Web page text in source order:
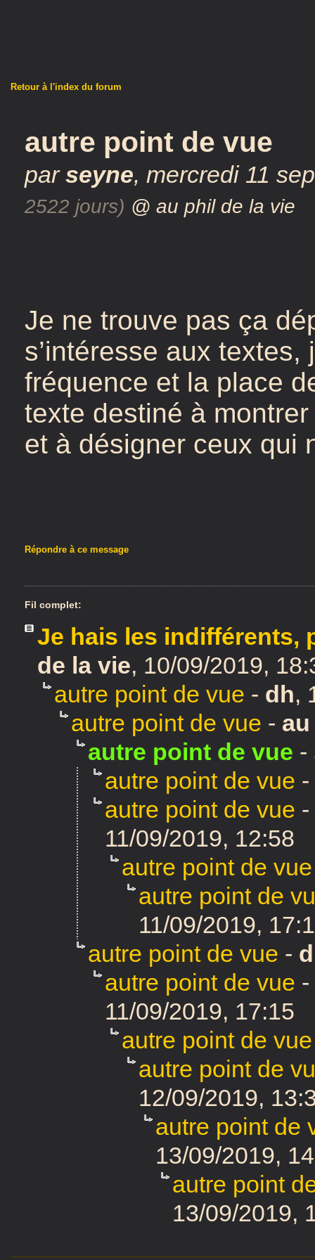
Retour à l'index du forum
autre point de vue
parseyne, mercredi 11
2522 jours) @ au phil de la vie
Je ne trouve pas ça
s’intéresse aux
fréquence et la place
texte destiné à
et à désigner ceux qui
Répondre à ce message
Fil complet:
Je hais les indifférents,
de la vie, 10/09/2019,
autre point de vue - dh,
autre point de vue -
autre point de vue -
autre point de vue -
autre point de vue -
11/09/2019, 12:58
autre point de vue
autre point de
11/09/2019,
autre point de vue -
autre point de vue -
11/09/2019, 17:15
autre point de vue
autre point de
12/09/2019,
autre point de
13/09/2019,
autre point
13/09/2019,